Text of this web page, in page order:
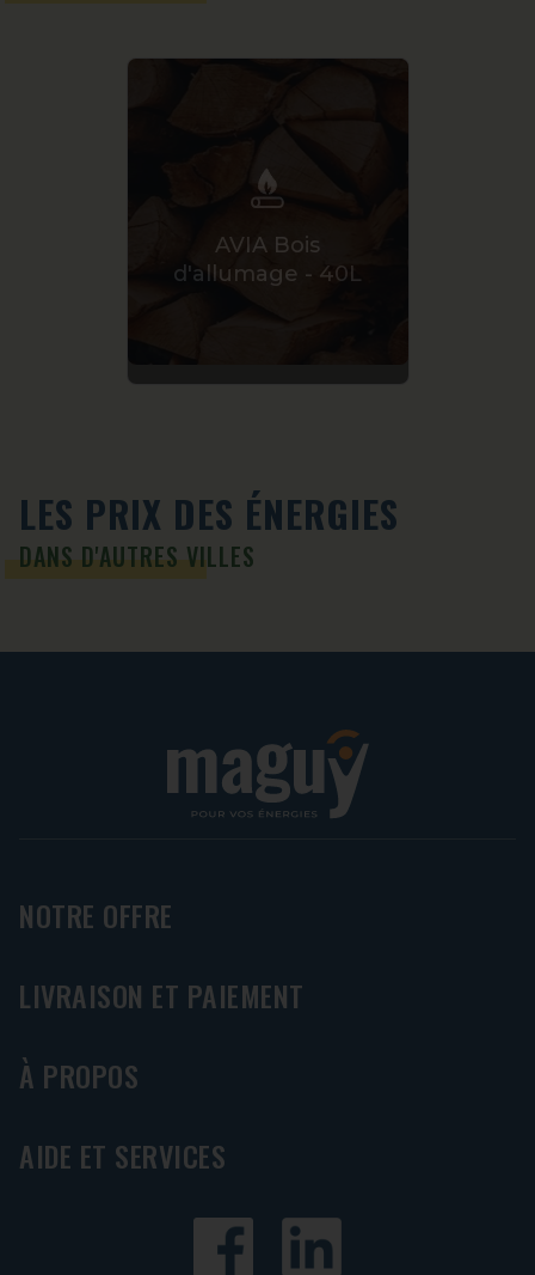
LES PRIX DES ÉNERGIES
DANS D'AUTRES VILLES
AVIA Bois
d'allumage - 40L
NOTRE OFFRE
LIVRAISON ET PAIEMENT
À PROPOS
AIDE ET SERVICES